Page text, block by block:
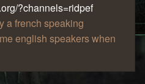
?channels=ridpef
a french speaking
english speakers when